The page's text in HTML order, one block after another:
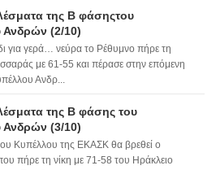
της Β φάσηςτου
Ανδρών (2/10)
για γερά… νεύρα το Ρέθυμνο πήρε τη
με 61-55 και πέρασε στην επόμενη
Ανδρ...
της Β φάσης του
Ανδρών (3/10)
Κυπέλλου της ΕΚΑΣΚ θα βρεθεί ο
πήρε τη νίκη με 71-58 του Ηράκλειο